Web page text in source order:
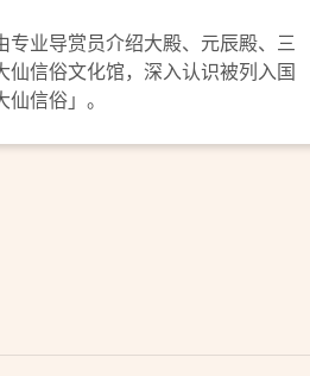
业导赏员介绍大殿、元辰殿、三
信俗文化馆，深入认识被列入国
信俗」。